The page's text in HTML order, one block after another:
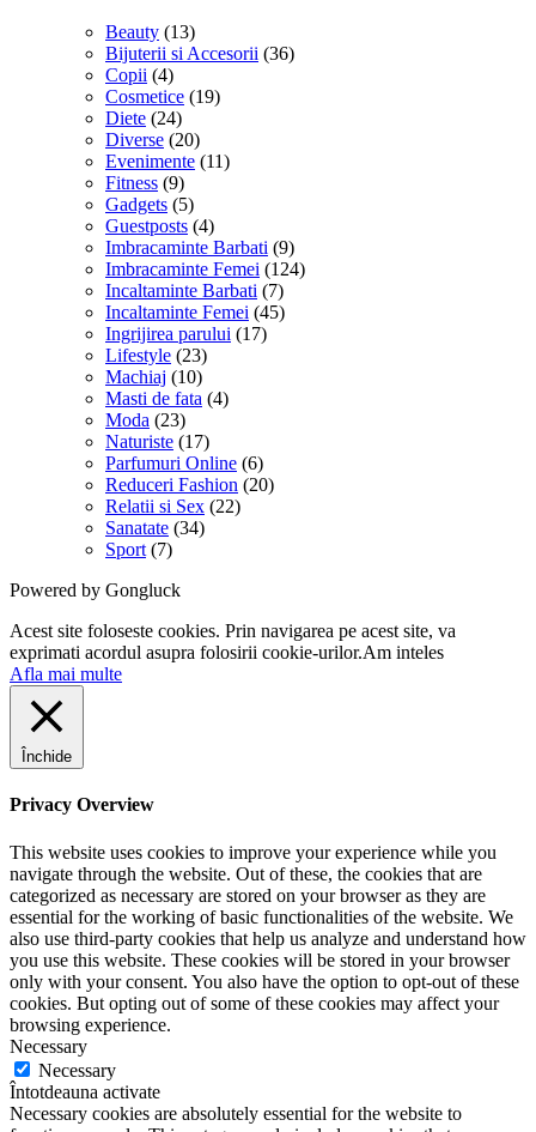
Beauty (13)
Bijuterii si Accesorii (36)
Copii (4)
Cosmetice (19)
Diete (24)
Diverse (20)
Evenimente (11)
Fitness (9)
Gadgets (5)
Guestposts (4)
Imbracaminte Barbati (9)
Imbracaminte Femei (124)
Incaltaminte Barbati (7)
Incaltaminte Femei (45)
Ingrijirea parului (17)
Lifestyle (23)
Machiaj (10)
Masti de fata (4)
Moda (23)
Naturiste (17)
Parfumuri Online (6)
Reduceri Fashion (20)
Relatii si Sex (22)
Sanatate (34)
Sport (7)
Powered by Gongluck
Acest site foloseste cookies. Prin navigarea pe acest site, va
exprimati acordul asupra folosirii cookie-urilor.Am inteles
Afla mai multe
Închide
Privacy Overview
This website uses cookies to improve your experience while you
navigate through the website. Out of these, the cookies that are
categorized as necessary are stored on your browser as they are
essential for the working of basic functionalities of the website. We
also use third-party cookies that help us analyze and understand how
you use this website. These cookies will be stored in your browser
only with your consent. You also have the option to opt-out of these
cookies. But opting out of some of these cookies may affect your
browsing experience.
Necessary
Necessary
Întotdeauna activate
Necessary cookies are absolutely essential for the website to